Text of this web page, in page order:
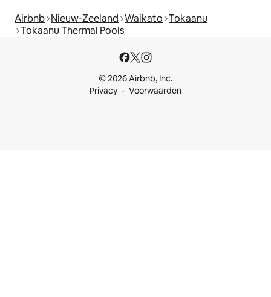
Airbnb Nieuw-Zeeland Waikato Tokaanu
Tokaanu Thermal Pools
© 2026 Airbnb, Inc.
Privacy
Voorwaarden